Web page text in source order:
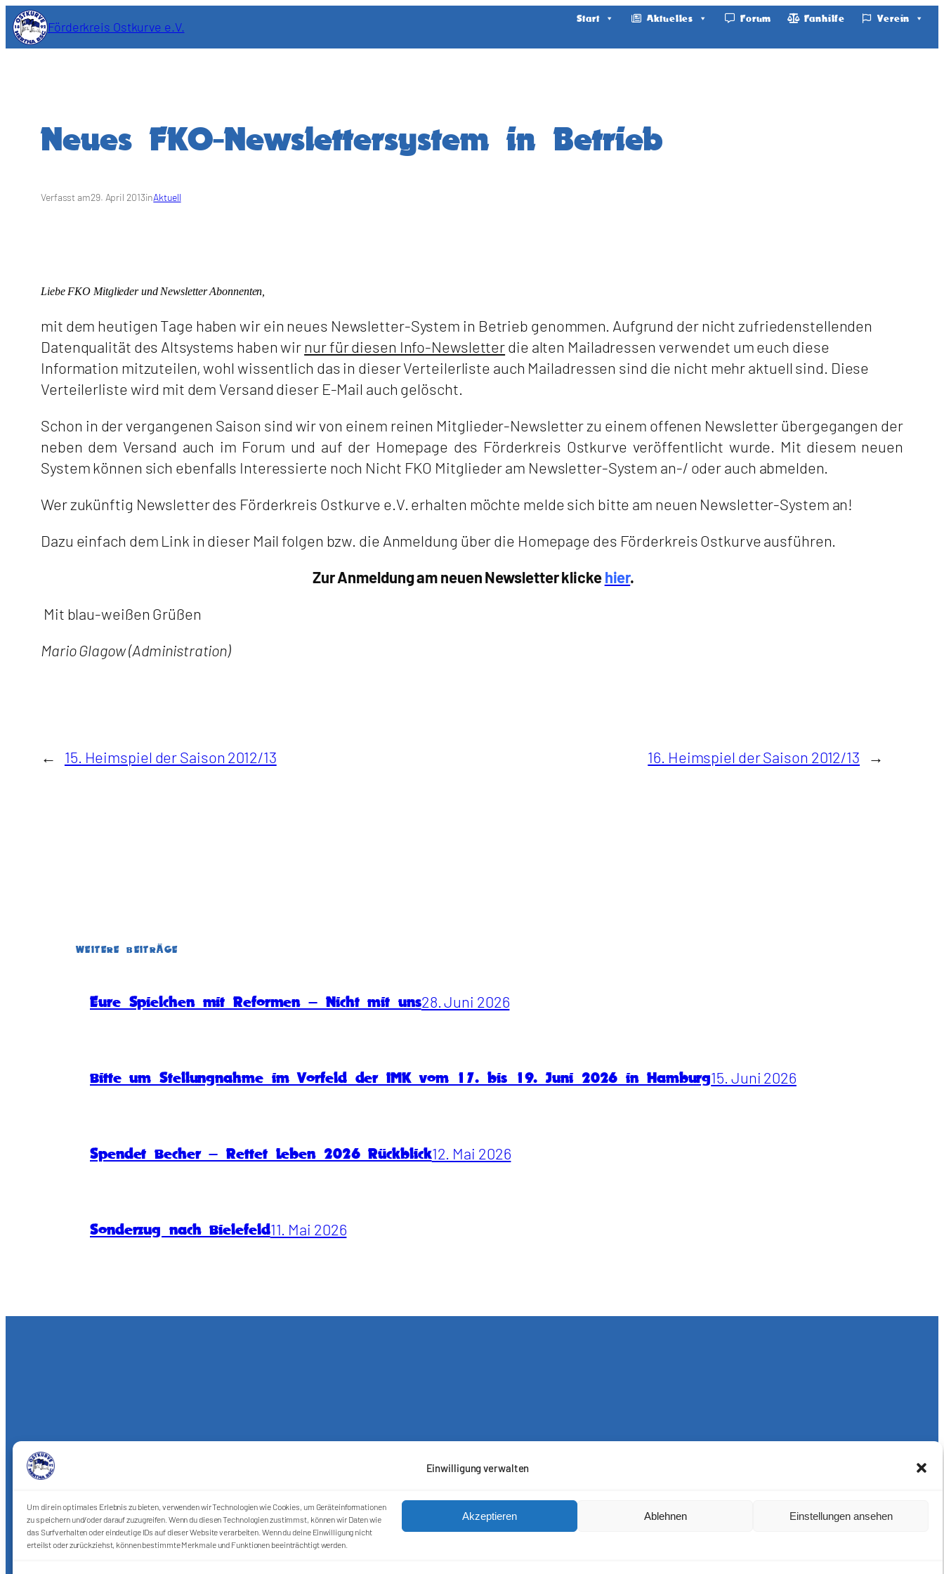
Einwilligung verwalten
Um dir ein optimales Erlebnis zu bieten, verwenden wir Technologien wie Cookies, um Geräteinformationen
zu speichern und/oder darauf zuzugreifen. Wenn du diesen Technologien zustimmst, können wir Daten wie
das Surfverhalten oder eindeutige IDs auf dieser Website verarbeiten. Wenn du deine Einwilligung nicht
erteilst oder zurückziehst, können bestimmte Merkmale und Funktionen beeinträchtigt werden.
Akzeptieren Ablehnen Einstellungen ansehen
Zum
Inhalt
Förderkreis Ostkurve e.V.
Start Aktuelles Forum Fanhilfe Verein
Neues FKO-Newslettersystem in Betrieb
Verfasst am29. April 2013inAktuell
Liebe FKO Mitglieder und Newsletter Abonnenten,
mit dem heutigen Tage haben wir ein neues Newsletter-System in Betrieb genommen. Aufgrund der nicht zufriedenstellenden
Datenqualität des Altsystems haben wir nur für diesen Info-Newsletterdie alten Mailadressen verwendet um euch diese
Information mitzuteilen, wohl wissentlich das in dieser Verteilerliste auch Mailadressen sind die nicht mehr aktuell sind. Diese
Verteilerliste wird mit dem Versand dieser E-Mail auch gelöscht.
Schon in der vergangenen Saison sind wir von einem reinen Mitglieder-Newsletter zu einem offenen Newsletter übergegangen der
neben dem Versand auch im Forum und auf der Homepage des Förderkreis Ostkurve veröffentlicht wurde. Mit diesem neuen
System können sich ebenfalls Interessierte noch Nicht FKO Mitglieder am Newsletter-System an-/ oder auch abmelden.
Wer zukünftig Newsletter des Förderkreis Ostkurve e.V. erhalten möchte melde sich bitte am neuen Newsletter-System an!
Dazu einfach dem Link in dieser Mail folgen bzw. die Anmeldung über die Homepage des Förderkreis Ostkurve ausführen.
Zur Anmeldung am neuen Newsletter klickehier.
Mit blau-weißen Grüßen
Mario Glagow (Administration)
← 15. Heimspiel der Saison 2012/13 16. Heimspiel der Saison 2012/13 →
WEITERE BEITRÄGE
Eure Spielchen mit Reformen – Nicht mit uns28. Juni 2026
Bitte um Stellungnahme im Vorfeld der IMK vom 17. bis 19. Juni 2026 in Hamburg15. Juni 2026
Spendet Becher – Rettet Leben 2026 Rückblick12. Mai 2026
Sonderzug nach Bielefeld11. Mai 2026
Kontakt
Impressum